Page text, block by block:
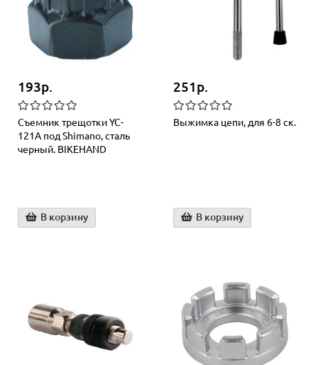
193р.
Съемник трещотки YC-
121A под Shimano, сталь
черный. BIKEHAND
В корзину
251р.
Выжимка цепи, для 6-8 ск.
В корзину